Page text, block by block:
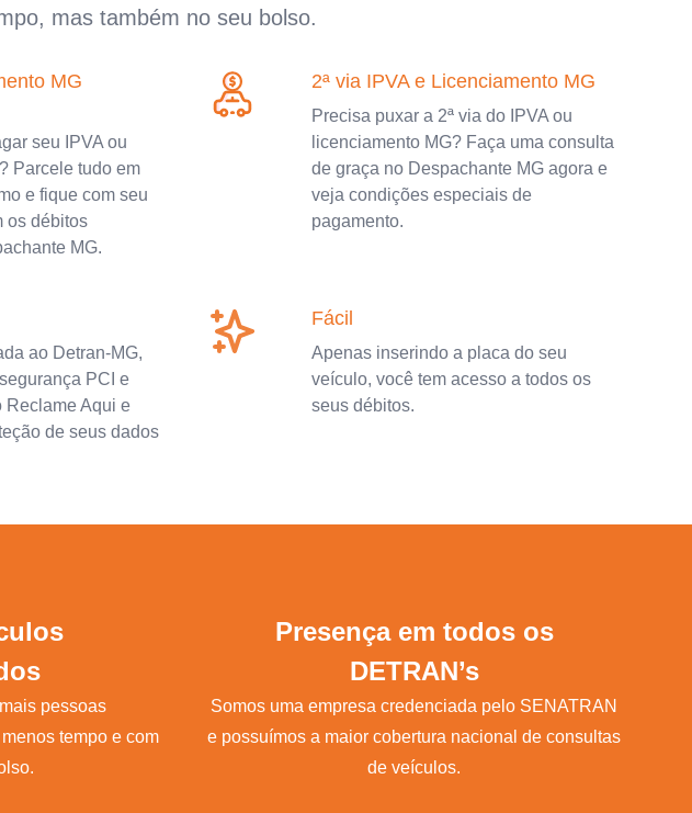
mas também no seu bolso.
MG
seu IPVA ou
Parcele tudo em
e fique com seu
os débitos
MG.
2ª via IPVA e Licenciamento MG
Precisa puxar a 2ª via do IPVA ou
licenciamento MG? Faça uma consulta
de graça no Despachante MG agora e
veja condições especiais de
pagamento.
ao Detran-MG,
PCI e
Reclame Aqui e
de seus dados
Fácil
Apenas inserindo a placa do seu
veículo, você tem acesso a todos os
seus débitos.
pessoas
tempo e com
Presença em todos os
DETRAN’s
Somos uma empresa credenciada pelo SENATRAN
e possuímos a maior cobertura nacional de consultas
de veículos.